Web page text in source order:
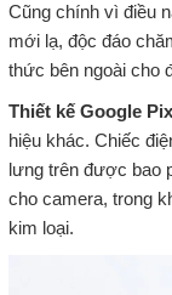
Cũng chính vì điều
mới lạ, độc đáo
thức bên ngoài cho
Thiết kế Google
hiệu khác. Chiếc
lưng trên được bao
cho camera, trong
kim loại.